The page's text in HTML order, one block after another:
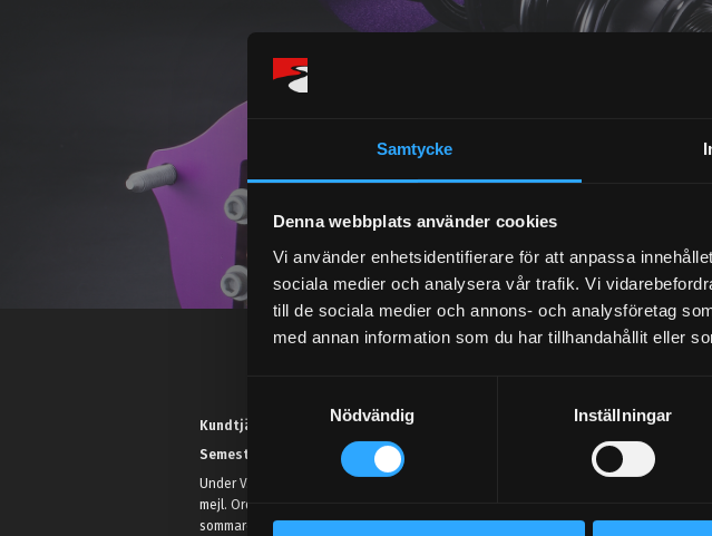
Samtycke
Denna webbplats använder cookies
Vi använder enhetsidentifierare för att anpassa
sociala medier och analysera vår trafik. Vi
till de sociala medier och annons- och analysföretag
med annan information som du har tillhandahållit eller
a
c
Nödvändig Inställningar
Dina personuppgifter
Kundtjänst telefon:
Semestertider.
Under V.27 - V.33 nås vi enbart på
mejl. Ordrar skickas under
sommaren men med viss